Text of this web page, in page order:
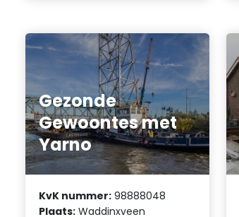
Gezonde
Gewoontes met
Yarno
KvK nummer: 98888048
Plaats: Waddinxveen